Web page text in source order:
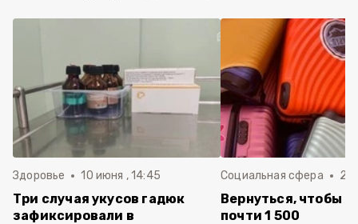
Здоровье 10 июня , 14:45
Три случая укусов гадюк
зафиксировали в
Социальная сфера 20
Вернуться, чтобы
почти 1 500